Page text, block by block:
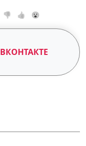
👎 👍 😮
ВКОНТАКТЕ